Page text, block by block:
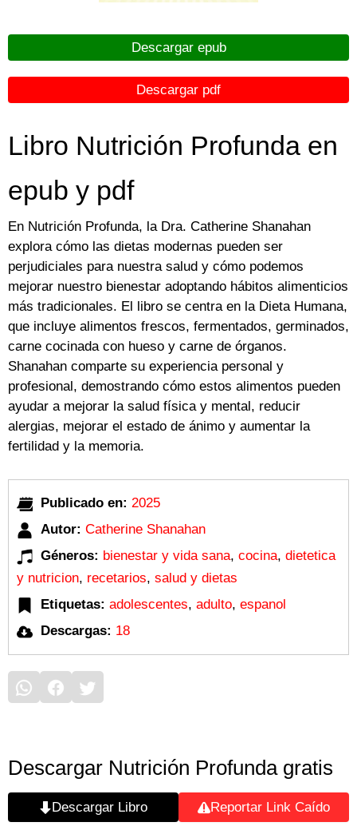
Descargar epub
Descargar pdf
Libro Nutrición Profunda en
epub y pdf
En Nutrición Profunda, la Dra. Catherine Shanahan
explora cómo las dietas modernas pueden ser
perjudiciales para nuestra salud y cómo podemos
mejorar nuestro bienestar adoptando hábitos alimenticios
más tradicionales. El libro se centra en la Dieta Humana,
que incluye alimentos frescos, fermentados, germinados,
carne cocinada con hueso y carne de órganos.
Shanahan comparte su experiencia personal y
profesional, demostrando cómo estos alimentos pueden
ayudar a mejorar la salud física y mental, reducir
alergias, mejorar el estado de ánimo y aumentar la
fertilidad y la memoria.
Publicado en: 2025
Autor: Catherine Shanahan
Géneros: bienestar y vida sana, cocina, dietetica
y nutricion, recetarios, salud y dietas
Etiquetas: adolescentes, adulto, espanol
Descargas: 18
Descargar Nutrición Profunda gratis
Descargar Libro Reportar Link Caído